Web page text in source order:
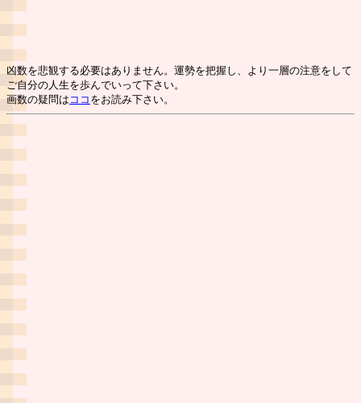
凶数を悲観する必要はありません。運勢を把握し、より一層の注意をして
ご自分の人生を歩んでいって下さい。
画数の疑問は ココ をお読み下さい。